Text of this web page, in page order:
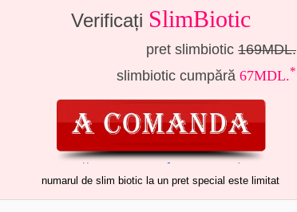
Verificați SlimBiotic
pret slimbiotic 169MDL.
slimbiotic cumpără 67MDL.*
numarul de slim biotic la un pret special este limitat